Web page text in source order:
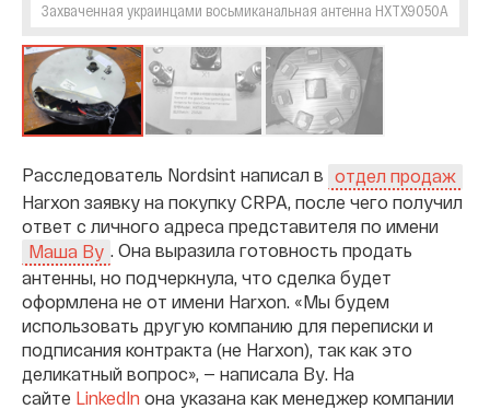
Захваченная украинцами восьмиканальная антенна HXTX9050A
Расследователь Nordsint написал в отдел продаж
Harxon заявку на покупку CRPA, после чего получил
ответ с личного адреса представителя по имени
Маша Ву . Она выразила готовность продать
антенны, но подчеркнула, что сделка будет
оформлена не от имени Harxon. «Мы будем
использовать другую компанию для переписки и
подписания контракта (не Harxon), так как это
деликатный вопрос», — написала Ву. На
сайте LinkedIn она указана как менеджер компании